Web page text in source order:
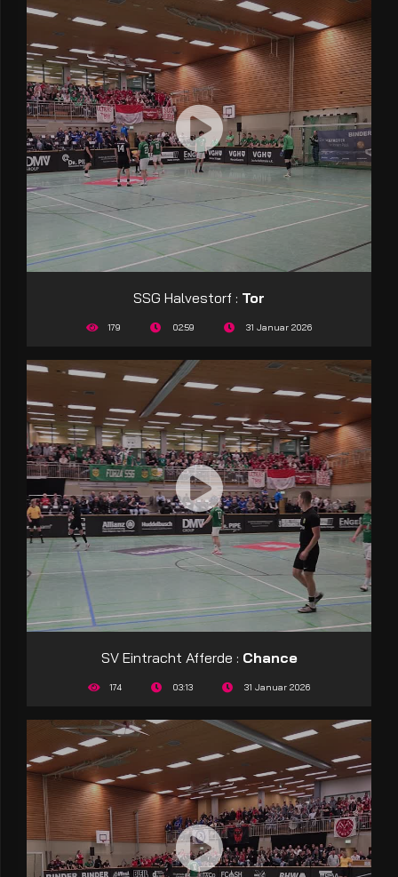
SSG Halvestorf : Tor
179 02:59 31 Januar 2026
SV Eintracht Afferde : Chance
174 03:13 31 Januar 2026